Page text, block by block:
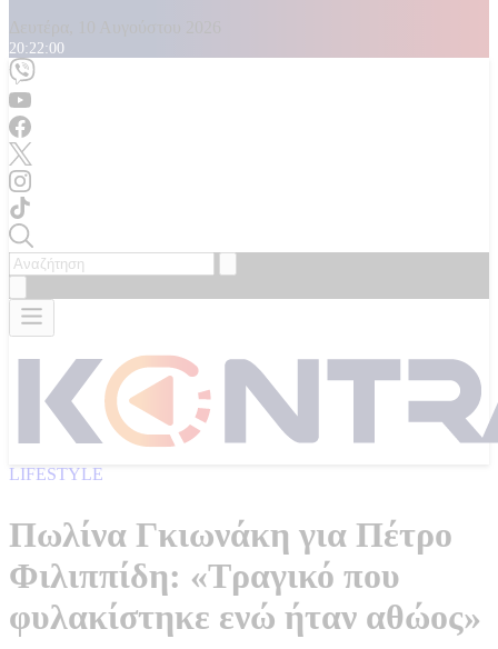
20:22:02
LIFESTYLE
Πωλίνα Γκιωνάκη για Πέτρο
Φιλιππίδη: «Τραγικό που
φυλακίστηκε ενώ ήταν αθώος»